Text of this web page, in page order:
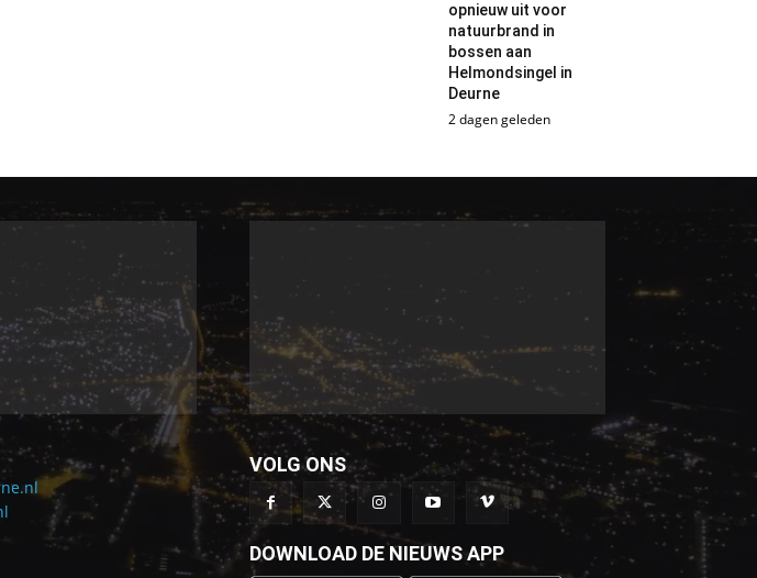
opnieuw uit voor
natuurbrand in
bossen aan
Helmondsingel in
Deurne
2 dagen geleden
VOLG ONS
DOWNLOAD DE NIEUWS APP